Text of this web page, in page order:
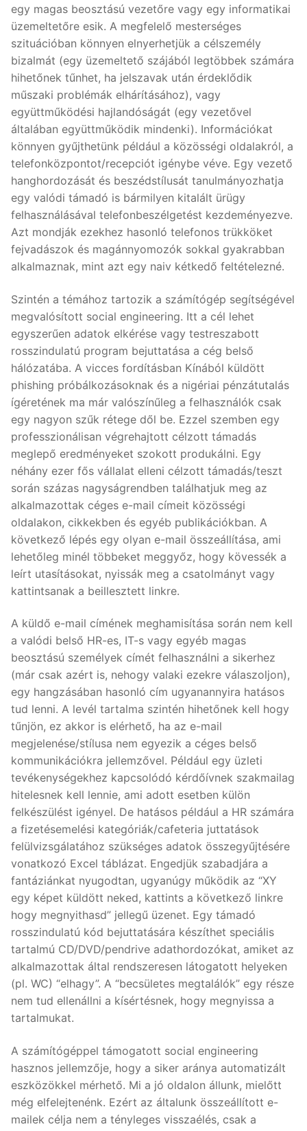
egy magas beosztású vezetőre vagy egy informatikai
üzemeltetőre esik. A megfelelő mesterséges
szituációban könnyen elnyerhetjük a célszemély
bizalmát (egy üzemeltető szájából legtöbbek számára
hihetőnek tűnhet, ha jelszavak után érdeklődik
műszaki problémák elhárításához), vagy
együttműködési hajlandóságát (egy vezetővel
általában együttműködik mindenki). Információkat
könnyen gyűjthetünk például a közösségi oldalakról, a
telefonközpontot/recepciót igénybe véve. Egy vezető
hanghordozását és beszédstílusát tanulmányozhatja
egy valódi támadó is bármilyen kitalált ürügy
felhasználásával telefonbeszélgetést kezdeményezve.
Azt mondják ezekhez hasonló telefonos trükköket
fejvadászok és magánnyomozók sokkal gyakrabban
alkalmaznak, mint azt egy naiv kétkedő feltételezné.
Szintén a témához tartozik a számítógép segítségével
megvalósított social engineering. Itt a cél lehet
egyszerűen adatok elkérése vagy testreszabott
rosszindulatú program bejuttatása a cég belső
hálózatába. A vicces fordításban Kínából küldött
phishing próbálkozásoknak és a nigériai pénzátutalás
ígéretének ma már valószínűleg a felhasználók csak
egy nagyon szűk rétege dől be. Ezzel szemben egy
professzionálisan végrehajtott célzott támadás
meglepő eredményeket szokott produkálni. Egy
néhány ezer fős vállalat elleni célzott támadás/teszt
során százas nagyságrendben találhatjuk meg az
alkalmazottak céges e-mail címeit közösségi
oldalakon, cikkekben és egyéb publikációkban. A
következő lépés egy olyan e-mail összeállítása, ami
lehetőleg minél többeket meggyőz, hogy kövessék a
leírt utasításokat, nyissák meg a csatolmányt vagy
kattintsanak a beillesztett linkre.
A küldő e-mail címének meghamisítása során nem kell
a valódi belső HR-es, IT-s vagy egyéb magas
beosztású személyek címét felhasználni a sikerhez
(már csak azért is, nehogy valaki ezekre válaszoljon),
egy hangzásában hasonló cím ugyanannyira hatásos
tud lenni. A levél tartalma szintén hihetőnek kell hogy
tűnjön, ez akkor is elérhető, ha az e-mail
megjelenése/stílusa nem egyezik a céges belső
kommunikációkra jellemzővel. Például egy üzleti
tevékenységekhez kapcsolódó kérdőívnek szakmailag
hitelesnek kell lennie, ami adott esetben külön
felkészülést igényel. De hatásos például a HR számára
a fizetésemelési kategóriák/cafeteria juttatások
felülvizsgálatához szükséges adatok összegyűjtésére
vonatkozó Excel táblázat. Engedjük szabadjára a
fantáziánkat nyugodtan, ugyanúgy működik az “XY
egy képet küldött neked, kattints a következő linkre
hogy megnyithasd” jellegű üzenet. Egy támadó
rosszindulatú kód bejuttatására készíthet speciális
tartalmú CD/DVD/pendrive adathordozókat, amiket az
alkalmazottak által rendszeresen látogatott helyeken
(pl. WC) “elhagy”. A “becsületes megtalálók” egy része
nem tud ellenállni a kísértésnek, hogy megnyissa a
tartalmukat.
A számítógéppel támogatott social engineering
hasznos jellemzője, hogy a siker aránya automatizált
eszközökkel mérhető. Mi a jó oldalon állunk, mielőtt
még elfelejtenénk. Ezért az általunk összeállított e-
mailek célja nem a tényleges visszaélés, csak a